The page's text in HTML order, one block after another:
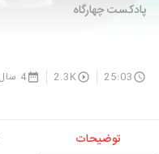
پادکست چهارگاه
25:03
2.3K 4 سال پیش
توضیحات